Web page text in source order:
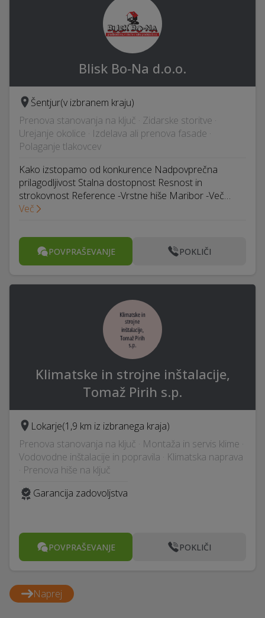
Blisk Bo-Na d.o.o.
Šentjur(v izbranem kraju)
Prenova stanovanja na ključ · Zidarske storitve ·
Urejanje okolice · Izdelava ali prenova fasade ·
Polaganje tlakovcev
Kako izstopamo od konkurence Nadpovprečna
prilagodljivost Stalna dostopnost Resnost in
strokovnost Reference -Vrstne hiše Maribor -Več…
Več
POVPRAŠEVANJE POKLIČI
Klimatske in strojne inštalacije,
Tomaž Pirih s.p.
Lokarje(1,9 km iz izbranega kraja)
Prenova stanovanja na ključ · Montaža in servis klime ·
Vodovodne inštalacije in popravila · Klimatska naprava
· Prenova hiše na ključ
Garancija zadovoljstva
POVPRAŠEVANJE POKLIČI
Naprej